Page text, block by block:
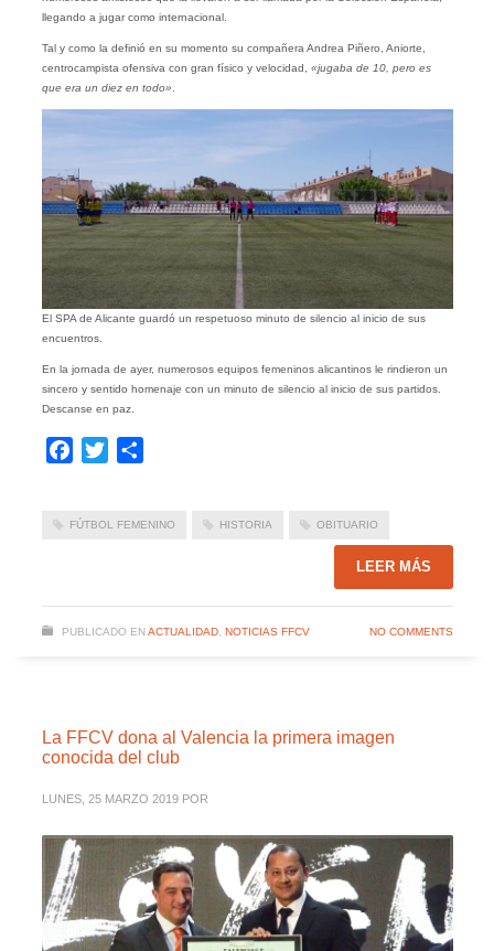
llegando a jugar como internacional.
Tal y como la definió en su momento su compañera Andrea Piñero, Aniorte,
centrocampista ofensiva con gran físico y velocidad, «jugaba de 10, pero es
que era un diez en todo»
El SPA de Alicante guardó un respetuoso minuto de silencio al inicio de sus
encuentros.
En la jornada de ayer, numerosos equipos femeninos alicantinos le rindieron un
sincero y sentido homenaje con un minuto de silencio al inicio de sus partidos.
Descanse en paz.
Facebook
Twitter
FÚTBOL FEMENINO HISTORIA OBITUARIO
LEER MÁS
PUBLICADO EN ACTUALIDAD, NOTICIAS FFCV NO COMMENTS
La FFCV dona al Valencia la primera imagen
conocida del club
LUNES, 25 MARZO 2019 POR